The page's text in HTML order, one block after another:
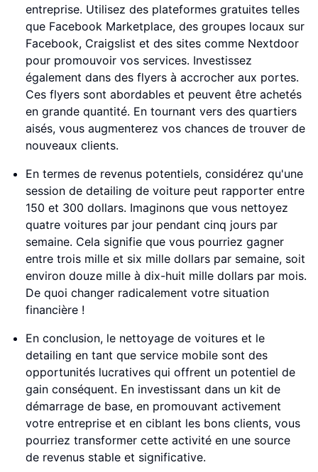
entreprise. Utilisez des plateformes gratuites telles
que Facebook Marketplace, des groupes locaux sur
Facebook, Craigslist et des sites comme Nextdoor
pour promouvoir vos services. Investissez
également dans des flyers à accrocher aux portes.
Ces flyers sont abordables et peuvent être achetés
en grande quantité. En tournant vers des quartiers
aisés, vous augmenterez vos chances de trouver de
nouveaux clients.
En termes de revenus potentiels, considérez qu'une
session de detailing de voiture peut rapporter entre
150 et 300 dollars. Imaginons que vous nettoyez
quatre voitures par jour pendant cinq jours par
semaine. Cela signifie que vous pourriez gagner
entre trois mille et six mille dollars par semaine, soit
environ douze mille à dix-huit mille dollars par mois.
De quoi changer radicalement votre situation
financière !
En conclusion, le nettoyage de voitures et le
detailing en tant que service mobile sont des
opportunités lucratives qui offrent un potentiel de
gain conséquent. En investissant dans un kit de
démarrage de base, en promouvant activement
votre entreprise et en ciblant les bons clients, vous
pourriez transformer cette activité en une source
de revenus stable et significative.